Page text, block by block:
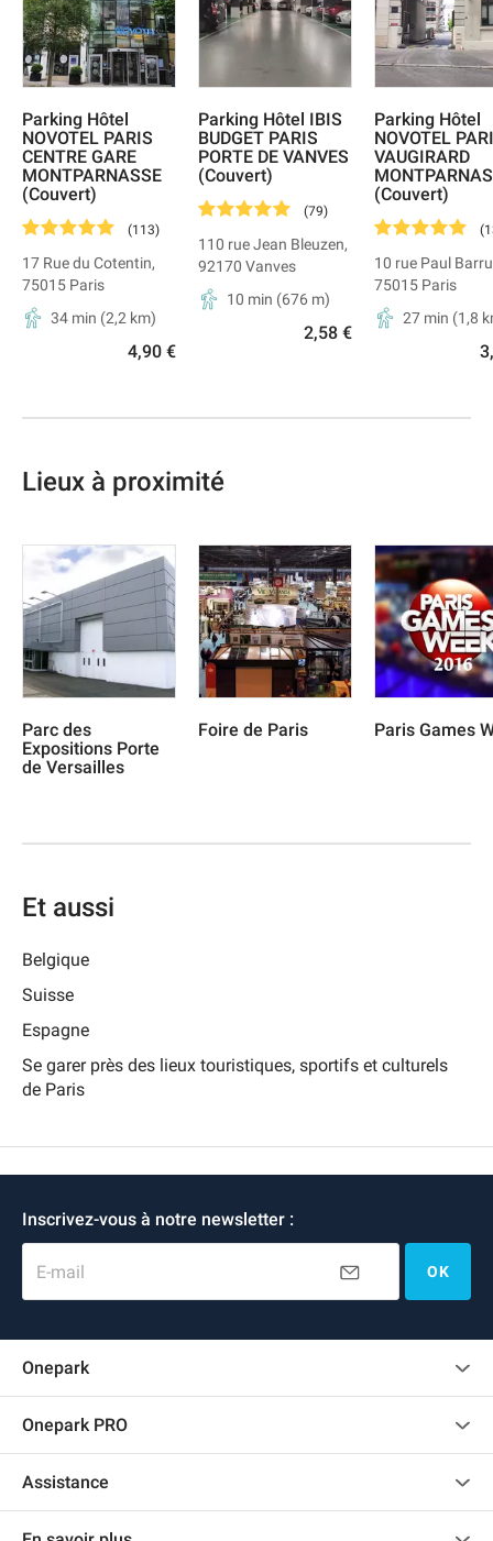
Parking Hôtel
NOVOTEL PARIS
CENTRE GARE
MONTPARNASSE
(Couvert)
(113)
17 Rue du Cotentin,
75015 Paris
34 min (2,2 km)
4,90 €
Parking Hôtel IBIS
BUDGET PARIS
PORTE DE VANVES
(Couvert)
(79)
110 rue Jean Bleuzen,
92170 Vanves
10 min (676 m)
2,58 €
Parking Hôtel
NOVOTEL
VAUGIRARD
(Couvert)
(
10 rue Paul
75015 Paris
27 min (1,8
Lieux à proximité
Parc des
Expositions Porte
de Versailles
Foire de Paris Paris Games
Et aussi
Belgique
Suisse
Espagne
Se garer près des lieux touristiques, sportifs et culturels
de Paris
Inscrivez-vous à notre newsletter :
E-mail OK
Onepark
Recrutement
Onepark PRO
Accéder à mon espace partenaire
Assistance